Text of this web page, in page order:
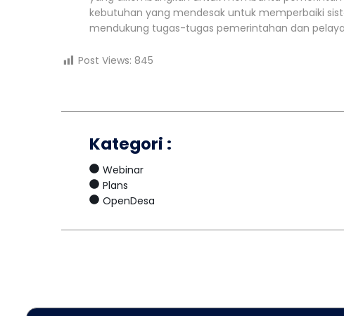
kebutuhan yang mendesak untuk memperbaiki
mendukung tugas-tugas pemerintahan dan
Post Views: 845
Kategori :
Webinar
Plans
OpenDesa